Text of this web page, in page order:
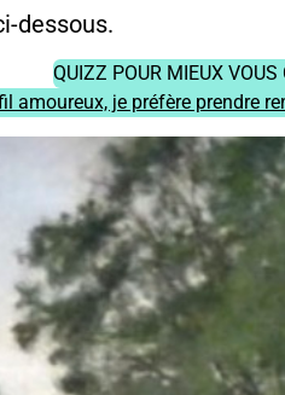
dessous.
QUIZZ POUR MIEUX VOUS
amoureux, je préfère prendre